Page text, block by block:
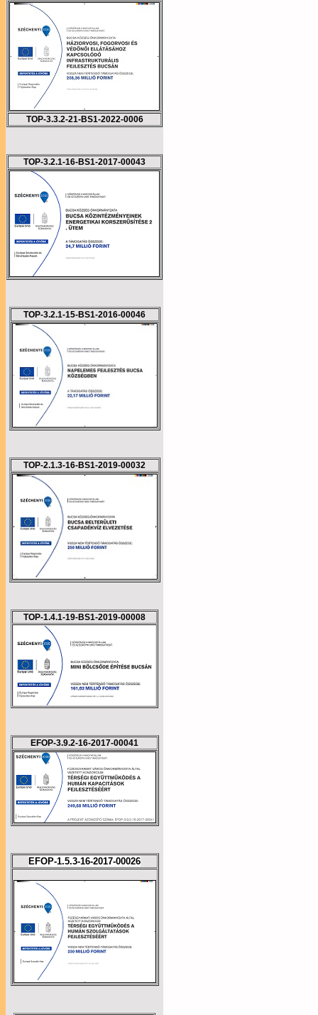
TOP-3.3.2-21-BS1-2022-0006
TOP-3.2.1-16-BS1-2017-00043
TOP-3.2.1-15-BS1-2016-00046
TOP-2.1.3-16-BS1-2019-00032
TOP-1.4.1-19-BS1-2019-00008
EFOP-3.9.2-16-2017-00041
EFOP-1.5.3-16-2017-00026